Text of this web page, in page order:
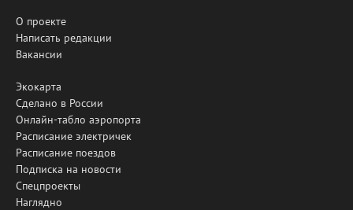
О проекте
Написать редакции
Вакансии
Экокарта
Сделано в России
Онлайн-табло аэропорта
Расписание электричек
Расписание поездов
Подписка на новости
Спецпроекты
Наглядно